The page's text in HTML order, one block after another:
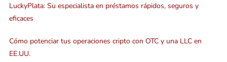
LuckyPlata: Su especialista en préstamos rápidos, seguros y
eficaces
Cómo potenciar tus operaciones cripto con OTC y una LLC en
EE.UU.